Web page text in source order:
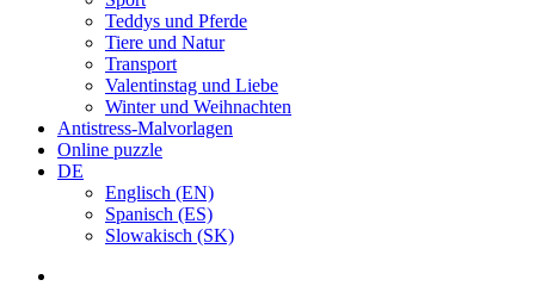
Teddys und Pferde
Tiere und Natur
Transport
Valentinstag und Liebe
Winter und Weihnachten
Antistress-Malvorlagen
Online puzzle
DE
Englisch (EN)
Spanisch (ES)
Slowakisch (SK)